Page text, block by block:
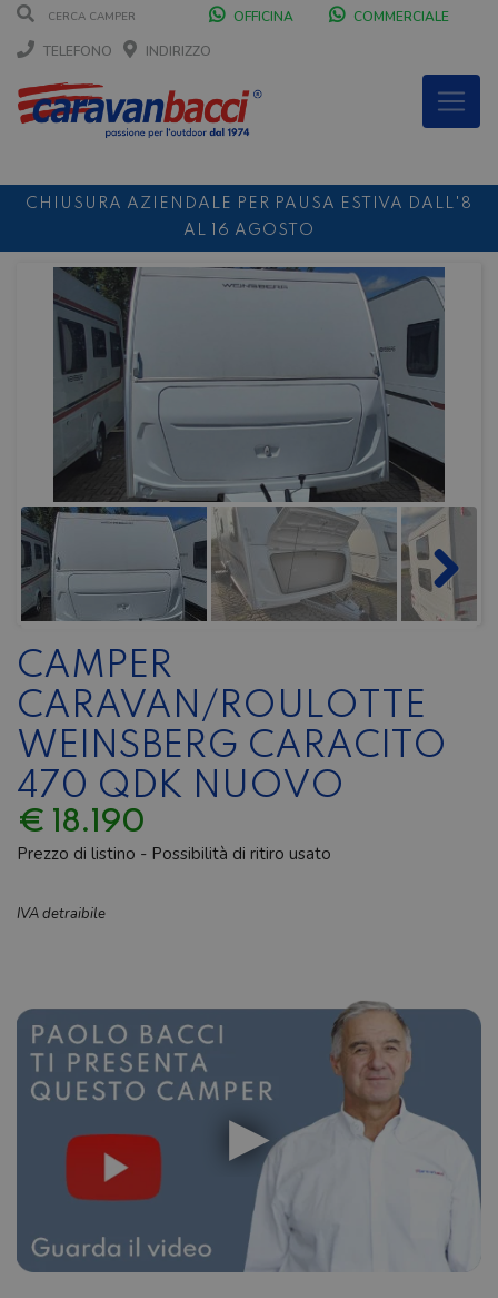
OFFICINA
COMMERCIALE
TELEFONO
INDIRIZZO
CHIUSURA AZIENDALE PER PAUSA ESTIVA DALL'8
AL 16 AGOSTO
DURANTE IL MESE DI AGOSTO SIAMO CHIUSI IL
SCONTO 10% NOLEGGIO ENTRO IL 31.08
NOLEGGI DI SETTEMBRE
CAMPER
CARAVAN/ROULOTTE
WEINSBERG CARACITO
470 QDK NUOVO
€ 18.190
Prezzo di listino - Possibilità di ritiro usato
IVA detraibile